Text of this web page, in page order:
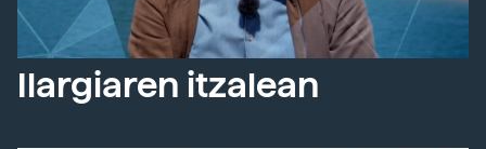
Ilargiaren itzalean